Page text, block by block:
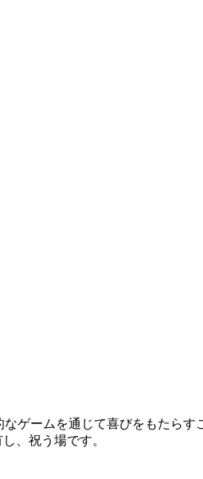
なゲームを通じて喜びをもたら
、祝う場です。